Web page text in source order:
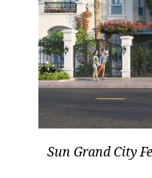
Sun Grand City